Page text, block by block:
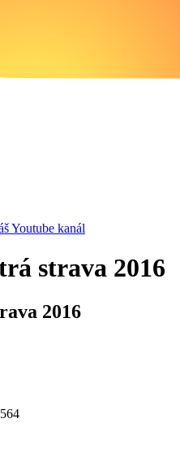
Youtube kanál
strava 2016
2016